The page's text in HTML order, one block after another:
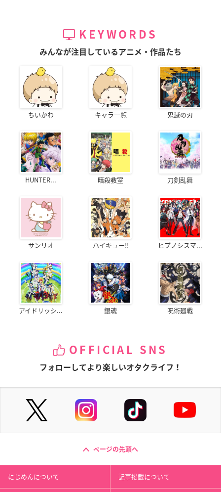
KEYWORDS
みんなが注目しているアニメ・作品たち
ちいかわ キャラ一覧 鬼滅の刃
HUNTER... 暗殺教室 刀剣乱舞
サンリオ ハイキュー!! ヒプノシスマ...
アイドリッシ... 銀魂 呪術廻戦
OFFICIAL SNS
フォローしてより楽しいオタクライフ！
ページの先頭へ
にじめんについて 記事掲載について